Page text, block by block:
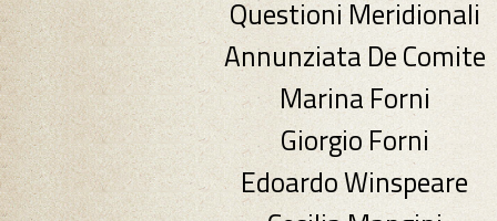
Questioni Meridionali
Annunziata De Comite
Marina Forni
Giorgio Forni
Edoardo Winspeare